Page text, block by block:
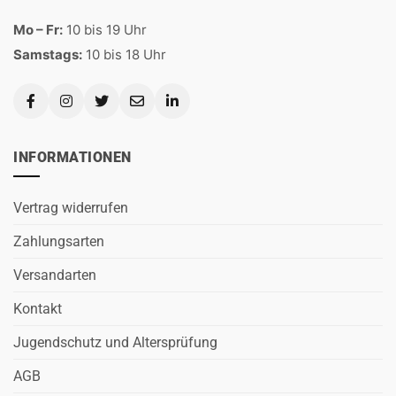
Mo – Fr: 10 bis 19 Uhr
Samstags: 10 bis 18 Uhr
INFORMATIONEN
Vertrag widerrufen
Zahlungsarten
Versandarten
Kontakt
Jugendschutz und Altersprüfung
AGB